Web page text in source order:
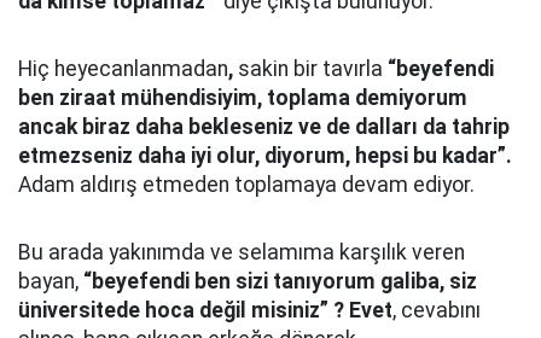
Hiç heyecanlanmadan, sakin bir tavırla “beyefendi
ben ziraat mühendisiyim, toplama demiyorum
ancak biraz daha bekleseniz ve de dalları da tahrip
etmezseniz daha iyi olur, diyorum, hepsi bu kadar”.
Adam aldırış etmeden toplamaya devam ediyor.
Bu arada yakınımda ve selamıma karşılık veren
bayan, “beyefendi ben sizi tanıyorum galiba, siz
üniversitede hoca değil misiniz” ? Evet, cevabını